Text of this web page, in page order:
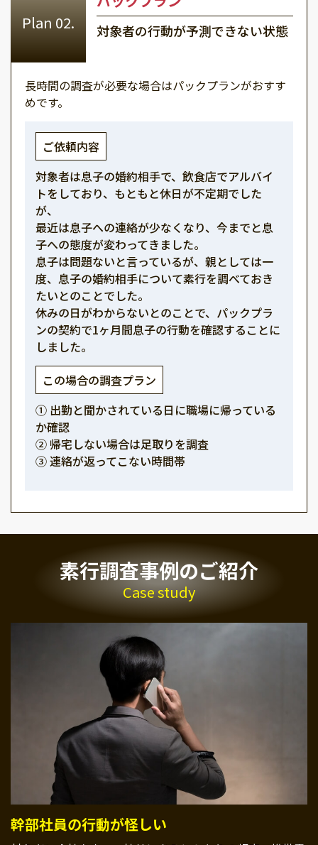
対象者の行動が予測できない状態
長時間の調査が必要な場合はパックプランがおすす
めです。
ご依頼内容
対象者は息子の婚約相手で、飲食店でアルバイ
トをしており、もともと休日が不定期でした
が、
最近は息子への連絡が少なくなり、今までと息
子への態度が変わってきました。
息子は問題ないと言っているが、親としては一
度、息子の婚約相手について素行を調べておき
たいとのことでした。
休みの日がわからないとのことで、パックプラ
ンの契約で1ヶ月間息子の行動を確認することに
しました。
この場合の調査プラン
① 出勤と聞かされている日に職場に帰っている
か確認
② 帰宅しない場合は足取りを調査
③ 連絡が返ってこない時間帯
素行調査事例のご紹介
Case study
幹部社員の行動が怪しい